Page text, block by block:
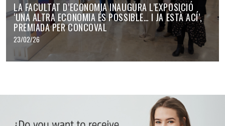
LA FACULTAT D’ECONOMIA INAUGURA L’EXPOSICIÓ
‘UNA ALTRA ECONOMIA ÉS POSSIBLE… I JA ESTÀ ACÍ’,
PREMIADA PER CONCOVAL
23/02/26